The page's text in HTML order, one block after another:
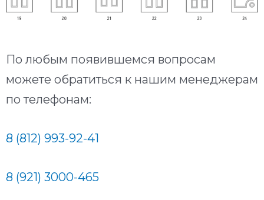
По любым появившемся вопросам
можете обратиться к нашим менеджерам
по телефонам:
8 (812) 993-92-41
8 (921) 3000-465